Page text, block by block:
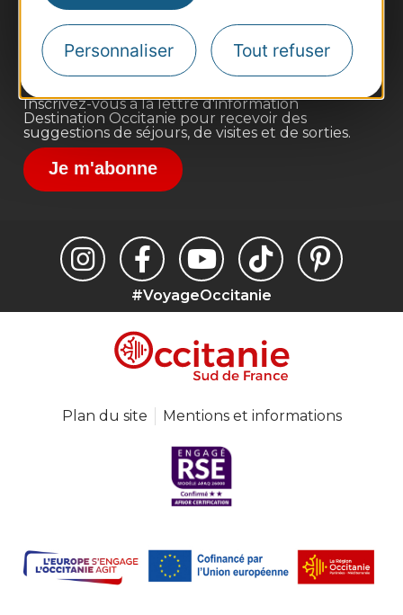
Personnaliser Tout refuser
Voyagistes
Destination Sport
Inscrivez-vous à la lettre d'information
Destination Occitanie pour recevoir des
suggestions de séjours, de visites et de sorties.
Je m'abonne
#VoyageOccitanie
Plan du site Mentions et informations